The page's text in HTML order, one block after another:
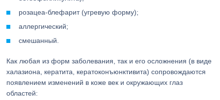
розацеа-блефарит (угревую форму);
аллергический;
смешанный.
Как любая из форм заболевания, так и его осложнения (в виде
халазиона, кератита, кератоконъюнктивита) сопровождаются
появлением изменений в коже век и окружающих глаз
областей: